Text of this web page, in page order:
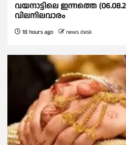
വയനാട്ടിലെ ഇന്നത്തെ
വിലനിലവാരം
18 hours ago news desk